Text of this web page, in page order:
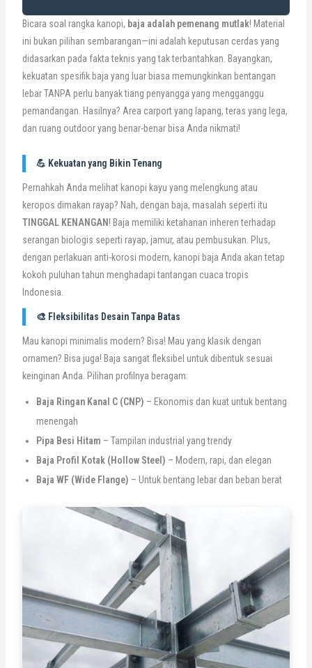
Bicara soal rangka kanopi, baja adalah pemenang mutlak! Material
ini bukan pilihan sembarangan—ini adalah keputusan cerdas yang
didasarkan pada fakta teknis yang tak terbantahkan. Bayangkan,
kekuatan spesifik baja yang luar biasa memungkinkan bentangan
lebar TANPA perlu banyak tiang penyangga yang mengganggu
pemandangan. Hasilnya? Area carport yang lapang, teras yang lega,
dan ruang outdoor yang benar-benar bisa Anda nikmati!
💪 Kekuatan yang Bikin Tenang
Pernahkah Anda melihat kanopi kayu yang melengkung atau
keropos dimakan rayap? Nah, dengan baja, masalah seperti itu
TINGGAL KENANGAN! Baja memiliki ketahanan inheren terhadap
serangan biologis seperti rayap, jamur, atau pembusukan. Plus,
dengan perlakuan anti-korosi modern, kanopi baja Anda akan tetap
kokoh puluhan tahun menghadapi tantangan cuaca tropis
Indonesia.
🎨 Fleksibilitas Desain Tanpa Batas
Mau kanopi minimalis modern? Bisa! Mau yang klasik dengan
ornamen? Bisa juga! Baja sangat fleksibel untuk dibentuk sesuai
keinginan Anda. Pilihan profilnya beragam:
Baja Ringan Kanal C (CNP) – Ekonomis dan kuat untuk bentang
menengah
Pipa Besi Hitam – Tampilan industrial yang trendy
Baja Profil Kotak (Hollow Steel) – Modern, rapi, dan elegan
Baja WF (Wide Flange) – Untuk bentang lebar dan beban berat